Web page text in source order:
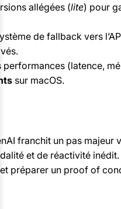
allégées (lite) pour
de fallback vers
performances (latence,
sur macOS.
franchit un pas majeur
et de réactivité
préparer un proof of